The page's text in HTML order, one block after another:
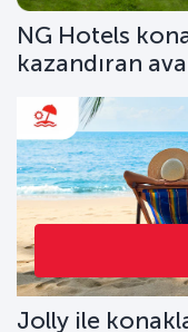
NG Hotels
kazandıran
Jolly ile